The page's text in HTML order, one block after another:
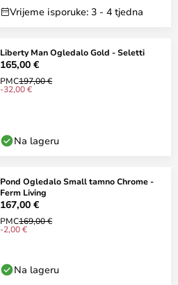
Vrijeme isporuke: 3 - 4 tjedna
Liberty Man Ogledalo Gold - Seletti
165,00 €
PMC197,00 €
-32,00 €
Na lageru
Pond Ogledalo Small tamno Chrome -
Ferm Living
167,00 €
PMC169,00 €
-2,00 €
Na lageru